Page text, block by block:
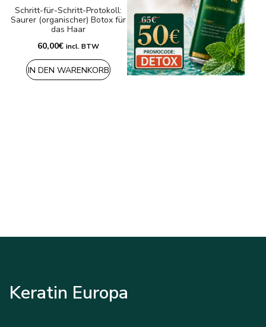
Schritt-für-Schritt-Protokoll:
Saurer (organischer) Botox für
das Haar
60,00€ incl. BTW
IN DEN WARENKORB
Keratin Europa